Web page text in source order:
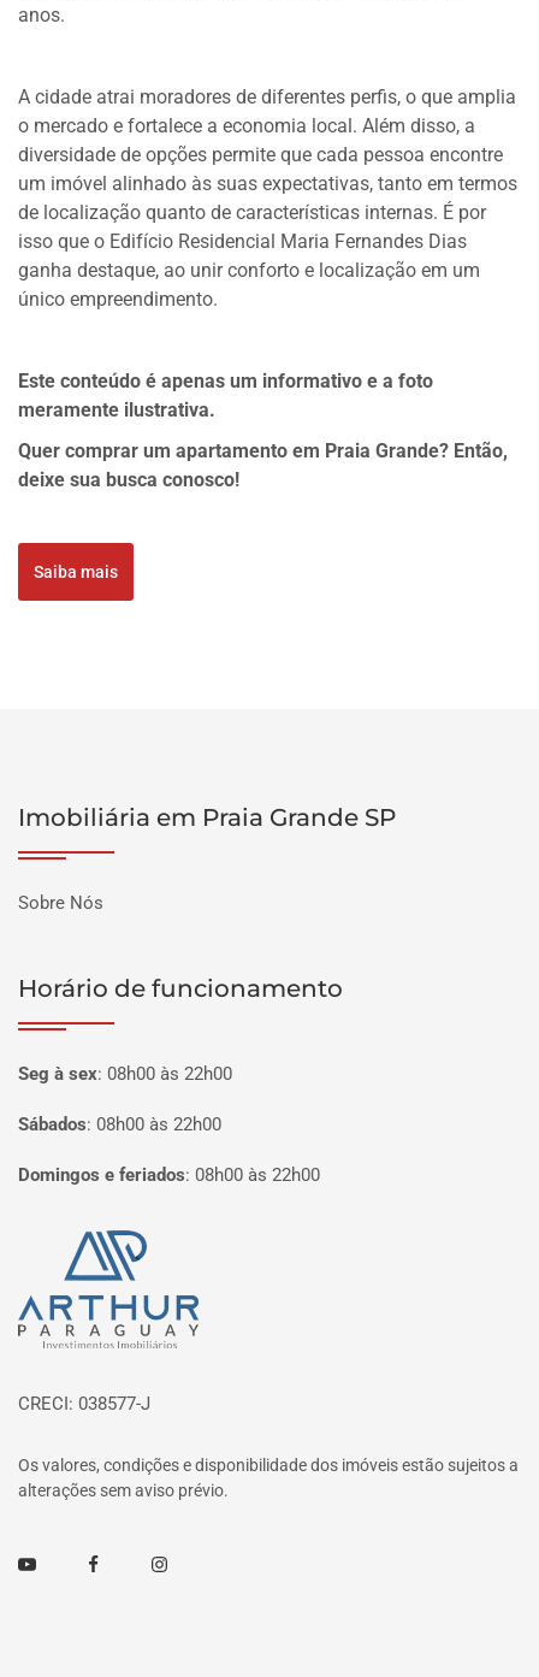
anos.
A cidade atrai moradores de diferentes perfis, o que amplia
o mercado e fortalece a economia local. Além disso, a
diversidade de opções permite que cada pessoa encontre
um imóvel alinhado às suas expectativas, tanto em termos
de localização quanto de características internas. É por
isso que o Edifício Residencial Maria Fernandes Dias
ganha destaque, ao unir conforto e localização em um
único empreendimento.
Este conteúdo é apenas um informativo e a foto
meramente ilustrativa.
Quer comprar um apartamento em Praia Grande? Então,
deixe sua busca conosco!
Saiba mais
Imobiliária em Praia Grande SP
Sobre Nós
Horário de funcionamento
Seg à sex: 08h00 às 22h00
Sábados: 08h00 às 22h00
Domingos e feriados: 08h00 às 22h00
Página inicial
CRECI: 038577-J
Os valores, condições e disponibilidade dos imóveis estão sujeitos a
alterações sem aviso prévio.
Youtube FacebookInstagram